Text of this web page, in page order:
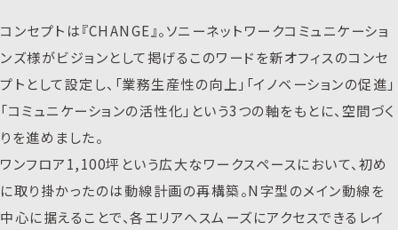
コンセプトは『CHANGE』。ソニーネットワークコミュニケーショ
ンズ様がビジョンとして掲げるこのワードを新オフィスのコンセ
プトとして設定し、「業務生産性の向上」「イノベーションの促進」
「コミュニケーションの活性化」という3つの軸をもとに、空間づく
りを進めました。
ワンフロア1,100坪という広大なワークスペースにおいて、初め
に取り掛かったのは動線計画の再構築。N字型のメイン動線を
中心に据えることで、各エリアへスムーズにアクセスできるレイ